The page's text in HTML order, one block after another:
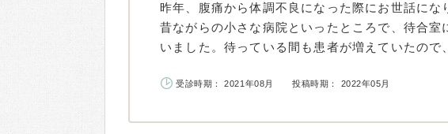
昨年、腹痛から体調不良になった際にお世話にな
昔ながらの小さな病院といったところで、待合室
いました。待っている間も患者が増えていたの
受診時期： 2021年08月 投稿時期： 2022年05月